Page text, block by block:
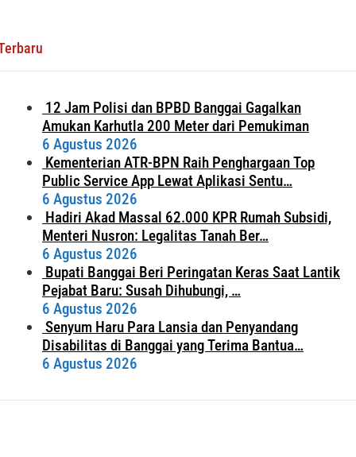
12 Jam Polisi dan BPBD Banggai Gagalkan
Amukan Karhutla 200 Meter dari Pemukiman
6 Agustus 2026
Kementerian ATR-BPN Raih Penghargaan Top
Public Service App Lewat Aplikasi Sentu…
6 Agustus 2026
Hadiri Akad Massal 62.000 KPR Rumah Subsidi,
Menteri Nusron: Legalitas Tanah Ber…
6 Agustus 2026
Bupati Banggai Beri Peringatan Keras Saat Lantik
Pejabat Baru: Susah Dihubungi, …
6 Agustus 2026
Senyum Haru Para Lansia dan Penyandang
Disabilitas di Banggai yang Terima Bantua…
6 Agustus 2026